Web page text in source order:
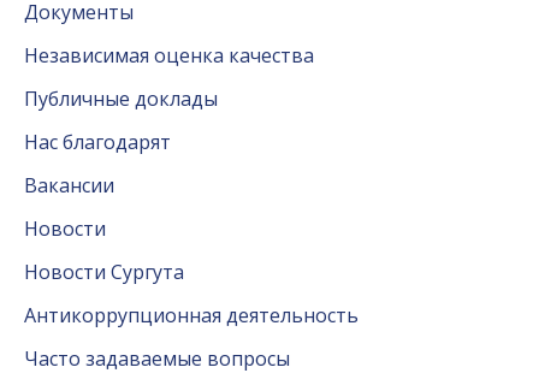
Документы
Независимая оценка качества
Публичные доклады
Нас благодарят
Вакансии
Новости
Новости Сургута
Антикоррупционная деятельность
Часто задаваемые вопросы